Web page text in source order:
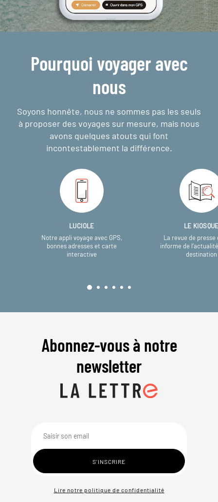
Pourquoi voyager avec
nous
Soyons honnête, nous ne sommes pas les seuls
à proposer des voyages sur mesure, mais nous
avons quelques atouts qui font
incontestablement la différence.
LUCIOLE
Notre appli voyage avec GPS,
bonnes adresses et carte
interactive
LE
La revue de presse
informe de
destination
Abonnez-vous à notre
newsletter
Lire notre politique de confidentialité